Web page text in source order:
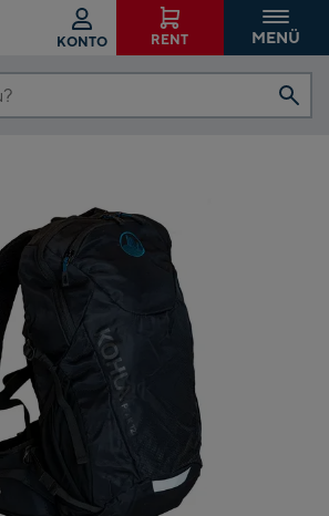
KONTO RENT MENÜ